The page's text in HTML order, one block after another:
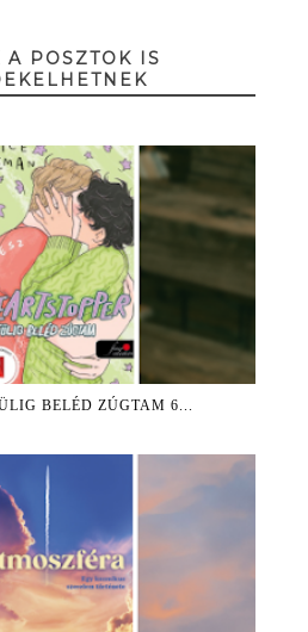
A POSZTOK IS
BELÉD ZÚGTAM 6...